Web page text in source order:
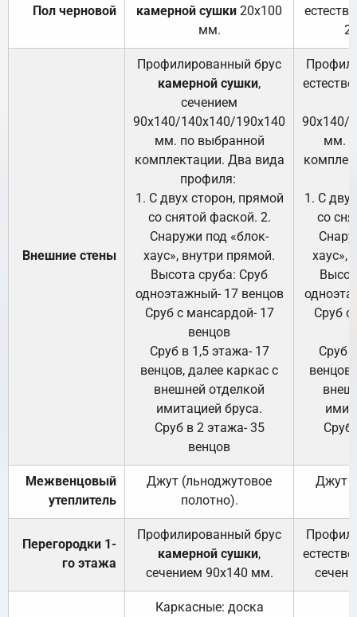
Пол черновой
камерной сушки 20х100
мм.
Внешние стены
Профилированный брус
камерной сушки,
сечением
90х140/140х140/190х140
мм. по выбранной
комплектации. Два вида
профиля:
1. С двух сторон, прямой
со снятой фаской. 2.
Снаружи под «блок-
хаус», внутри прямой.
Высота сруба: Сруб
одноэтажный- 17 венцов
Сруб с мансардой- 17
венцов
Сруб в 1,5 этажа- 17
венцов, далее каркас с
внешней отделкой
имитацией бруса.
Сруб в 2 этажа- 35
венцов
90х140/
мм.
1. С
со
хаус»,
Сруб с
Сруб
Сруб
Межвенцовый
утеплитель
Джут (льноджутовое
полотно).
Джут
Перегородки 1-
го этажа
Профилированный брус
камерной сушки,
сечением 90х140 мм.
Каркасные: доска